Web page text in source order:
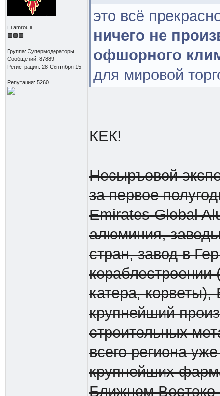
El amrou li
Группа: Супермодераторы
Сообщений: 87889
Регистрация: 28-Сентября 15
Репутация: 5260
это всё
ничего не
офшорного
для мировой
КЕК!
Несыръевой
за первое
Emirates Global
алюминия,
стран, завод в
кораблестроении
катера, корветы),
крупнейший
строительных
всего региона
крупнейших
Ближнем Востоке